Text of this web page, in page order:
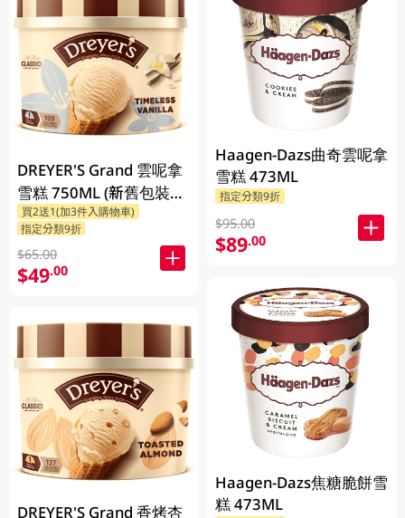
DREYER'S Grand 雲呢拿
雪糕 750ML (新舊包裝隨
機發貨)
買2送1(加3件入購物車)
指定分類9折
$65.00
$49.00
DREYER'S Grand 香烤杏
Haagen-Dazs曲奇雲呢拿
雪糕 473ML
指定分類9折
$95.00
$89.00
Haagen-Dazs焦糖脆餅雪
糕 473ML